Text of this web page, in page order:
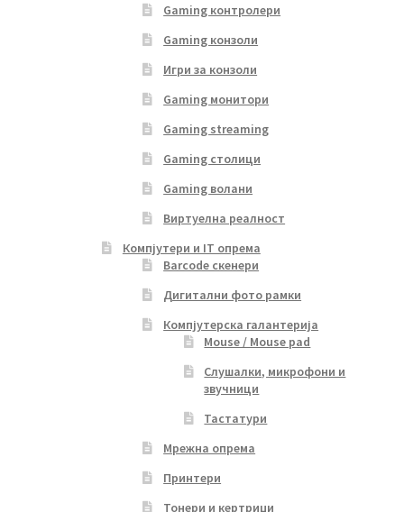
Gaming контролери
Gaming конзоли
Игри за конзоли
Gaming монитори
Gaming streaming
Gaming столици
Gaming волани
Виртуелна реалност
Компјутери и IT опрема
Barcode скенери
Дигитални фото рамки
Компјутерска галантерија
Mouse / Mouse pad
Слушалки, микрофони и
звучници
Тастатури
Мрежна опрема
Принтери
Тонери и кертриџи